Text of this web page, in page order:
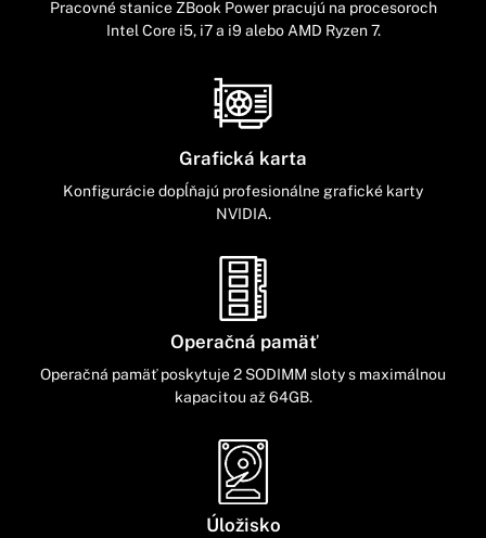
Pracovné stanice ZBook Power pracujú na procesoroch
Intel Core i5, i7 a i9 alebo AMD Ryzen 7.
Grafická karta
Konfigurácie dopĺňajú profesionálne grafické karty
NVIDIA.
Operačná pamäť
Operačná pamäť poskytuje 2 SODIMM sloty s maximálnou
kapacitou až 64GB.
Úložisko